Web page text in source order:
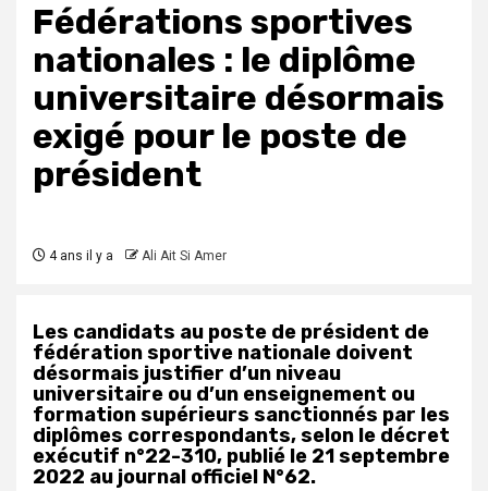
Fédérations sportives
nationales : le diplôme
universitaire désormais
exigé pour le poste de
président
4 ans il y a Ali Ait Si Amer
Les candidats au poste de président de
fédération sportive nationale doivent
désormais justifier d’un niveau
universitaire ou d’un enseignement ou
formation supérieurs sanctionnés par les
diplômes correspondants, selon le décret
exécutif n°22-310, publié le 21 septembre
2022 au journal officiel N°62.